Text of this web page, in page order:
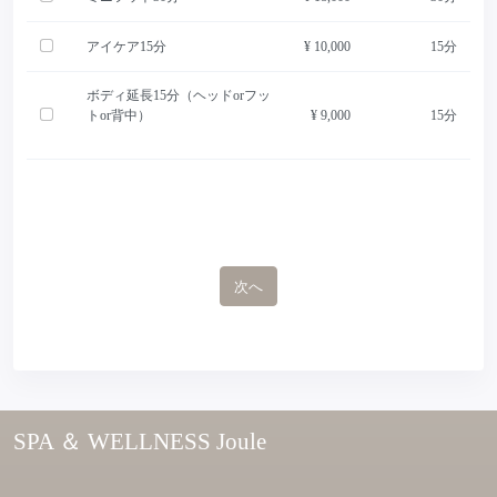
アイケア15分 ¥ 10,000 15分
ボディ延長15分（ヘッドorフッ
トor背中）
¥ 9,000 15分
次へ
SPA ＆ WELLNESS Joule